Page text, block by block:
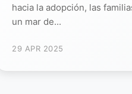
hacia la adopción, las
un mar de...
29 APR 2025